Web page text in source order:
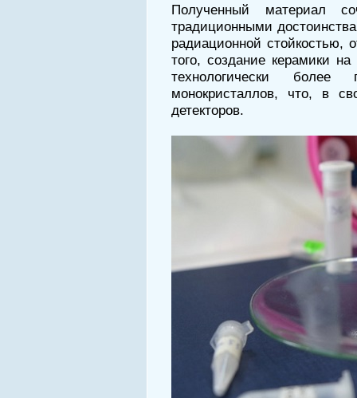
Полученный материал
традиционными
радиационной стойкостью,
того, создание керамики
технологически
монокристаллов, что, в
детекторов.